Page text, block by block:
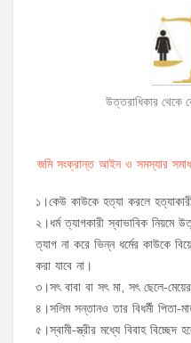
উত্তরাধিকার থেকে
জমি সংক্রান্ত আইন ও সমস্যার
১।কেউ কাউকে হত্যা করলে
২।ধর্ম ত্যাগকারী স্বাভাবিক নিয়মে
ত্যাগ না করে ভিন্ন ধর্মের কাউকে
করা যাবে না।
৩।সৎ বাবা বা সৎ মা, সৎ ছেলে-
৪।সলিম সন্তানও তার বিধর্মী পিতা-
৫।স্বামী-স্ত্রীর মধ্যে বিবাহ